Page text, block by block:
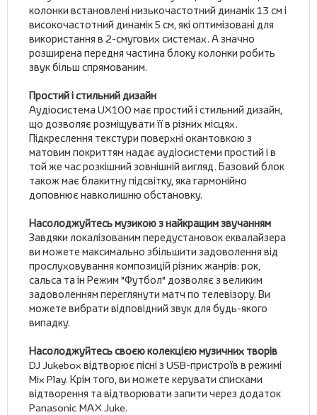
колонки встановлені низькочастотний динамік 13 см і
високочастотний динамік 5 см, які оптимізовані для
використання в 2-смугових системах. А значно
розширена передня частина блоку колонки робить
звук більш спрямованим.
Простий і стильний дизайн
Аудіосистема UX100 має простий і стильний дизайн,
що дозволяє розміщувати її в різних місцях.
Підкреслення текстури поверхні окантовкою з
матовим покриттям надає аудіосистеми простий і в
той же час розкішний зовнішній вигляд. Базовий блок
також має блакитну підсвітку, яка гармонійно
доповнює навколишню обстановку.
Насолоджуйтесь музикою з найкращим звучанням
Завдяки локалізованим передустановок еквалайзера
ви можете максимально збільшити задоволення від
прослуховування композицій різних жанрів: рок,
сальса та ін Режим "Футбол" дозволяє з великим
задоволенням переглянути матч по телевізору. Ви
можете вибрати відповідний звук для будь-якого
випадку.
Насолоджуйтесь своєю колекцією музичних творів
DJ Jukebox відтворює пісні з USB-пристроїв в режимі
Mix Play. Крім того, ви можете керувати списками
відтворення та відтворювати запити через додаток
Panasonic MAX Juke.